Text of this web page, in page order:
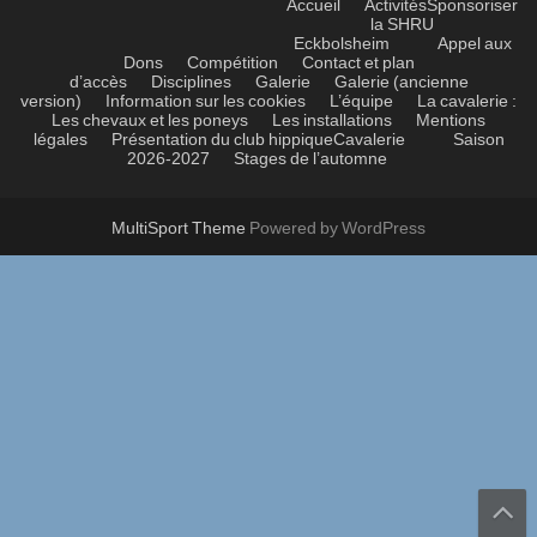
Accueil ActivitésSponsoriser
la SHRU
Eckbolsheim
Appel aux
Dons
Compétition
Contact et plan
d’accès
Disciplines Galerie
Galerie (ancienne
version)
Information sur les cookies L’équipe
La cavalerie :
Les chevaux et les poneys
Les installations
Mentions
légales
Présentation du club hippiqueCavalerie
Saison
2026-2027
Stages de l’automne
MultiSport Theme Powered by WordPress